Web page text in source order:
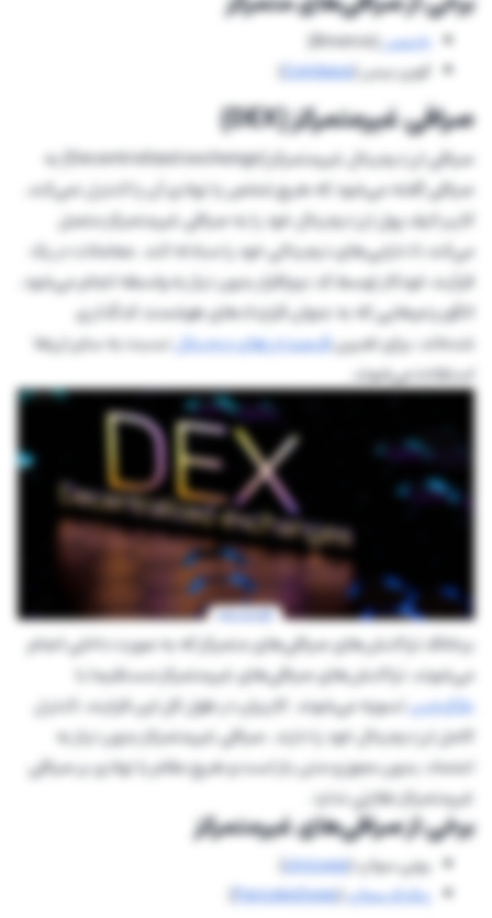
بایننس(Binance)
کوین بیس (Coinbase
)
صرافی غیرمتمرکز (DEX)
صرافی ارز دیجیتال غیرمتمرکز (Decentralized exchange) به
صرافی‌ گفته می‌شود که هیچ شخص یا نهادی آن را کنترل نمی‌کند.
کاربر کیف پول ارز دیجیتال خود را به صرافی غیرمتمرکز متصل
می‌کند تا دارایی‌های دیجیتالی خود را مبادله کند. معاملات در یک
فرآیند خودکار توسط کد نرم‌افزار بدون نیاز به واسطه انجام می‌شود.
الگوریتم‌هایی که به عنوان قراردادهای هوشمند کدگذاری
شده‌اند، برای تعیینقیمت ارزهای دیجیتالنسبت به سایر ارزها
استفاده می‌شوند.
برخلاف تراکنش‌های صرافی‌های متمرکز که به صورت داخلی انجام
می‌شوند، تراکنش‌های صرافی‌های غیرمتمرکز مستقیما با
بلاک‌چینتسویه می‌شوند. کاربران در طول کل این فرایند، کنترل
کامل ارز دیجیتال خود را دارند. صرافی غیرمتمرکز بدون نیاز به
اعتماد، بدون مجوز و متن باز است و هیچ مقام یا نهادی بر صرافی
غیرمتمرکز نظارتی ندارد.
برخی از صرافی‌های غیرمتمرکز
یونی سواپ (Uniswap
)
پنکیک سواپ(
PancakeSwap
)